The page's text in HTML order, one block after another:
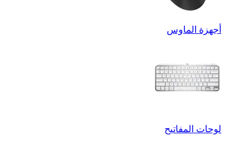
أجهزة الماوس
لوحات المفاتيح